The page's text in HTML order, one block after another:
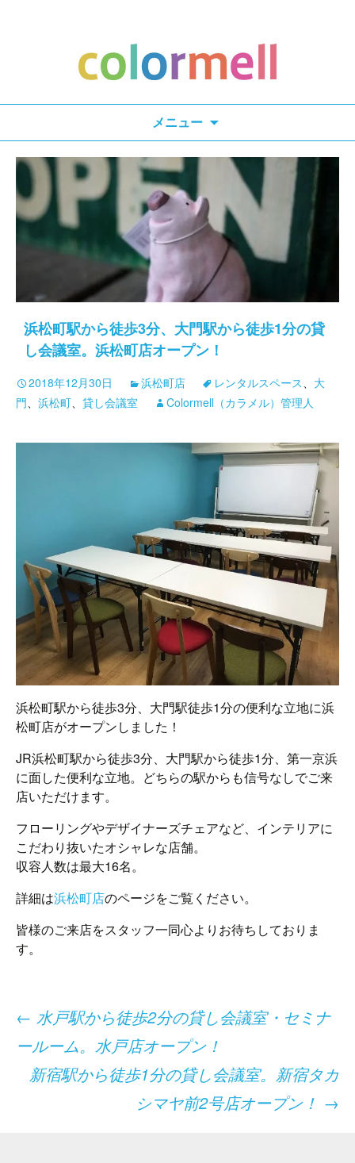
メニュー
索:
浜松町駅から徒歩3分、大門駅から徒歩1分の貸
し会議室。浜松町店オープン！
2018年12月30日 浜松町店 レンタルスペース
大
門
浜松町 貸し会議室 Colormell（カラメル）管理人
浜松町駅から徒歩3分、大門駅徒歩1分の便利な立地に浜
松町店がオープンしました！
JR浜松町駅から徒歩3分、大門駅から徒歩1分、第一京浜
に面した便利な立地。どちらの駅からも信号なしでご来
店いただけます。
フローリングやデザイナーズチェアなど、インテリアに
こだわり抜いたオシャレな店舗。
収容人数は最大16名。
詳細は浜松町店のページをご覧ください。
皆様のご来店をスタッフ一同心よりお待ちしておりま
す。
投
稿
← 水戸駅から徒歩2分の貸し会議室・セミナ
ールーム。水戸店オープン！
新宿駅から徒歩1分の貸し会議室。新宿タカ
シマヤ前2号店オープン！ →